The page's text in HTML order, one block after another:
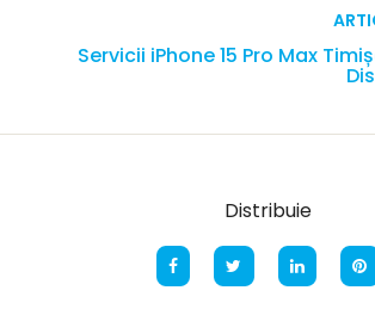
Servicii iPhone 15 Pro Max
Distribuie